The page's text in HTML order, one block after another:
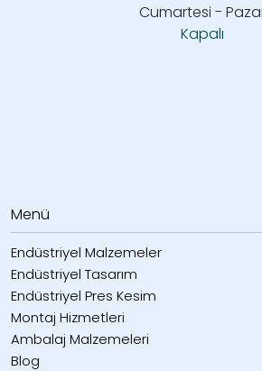
Cumartesi -
Kapalı
Menü
Endüstriyel Malzemeler
Endüstriyel Tasarım
Endüstriyel Pres Kesim
Montaj Hizmetleri
Ambalaj Malzemeleri
Blog